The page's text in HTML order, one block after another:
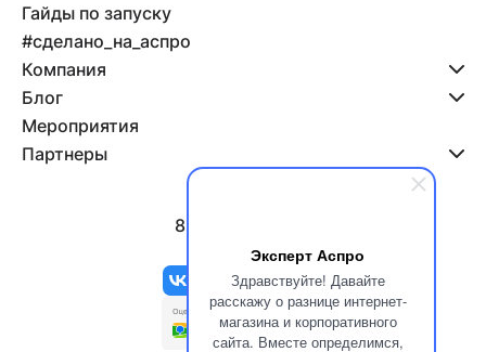
Эксперт Аспро
Здравствуйте! Давайте
расскажу о разнице интернет-
магазина и корпоративного
сайта. Вместе определимся,
Гайды по запуску
#сделано_на_аспро
Компания
Блог
Мероприятия
Партнеры
8 800 500-47-11
info@aspro.ru